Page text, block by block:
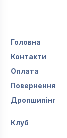
Головна
Контакти
Оплата
Повернення
Дропшипінг
Клуб